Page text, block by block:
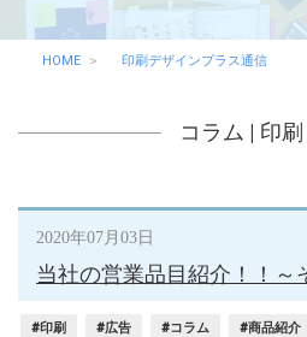
HOME 印刷デザインプラス通信
コラム | 印刷
2020年07月03日
当社の営業品目紹介！！～
#印刷 #広告 #コラム #商品紹介